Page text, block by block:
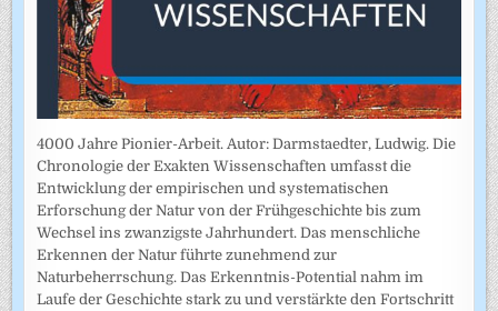
4000 Jahre Pionier-Arbeit. Autor: Darmstaedter, Ludwig. Die
Chronologie der Exakten Wissenschaften umfasst die
Entwicklung der empirischen und systematischen
Erforschung der Natur von der Frühgeschichte bis zum
Wechsel ins zwanzigste Jahrhundert. Das menschliche
Erkennen der Natur führte zunehmend zur
Naturbeherrschung. Das Erkenntnis-Potential nahm im
Laufe der Geschichte stark zu und verstärkte den Fortschritt